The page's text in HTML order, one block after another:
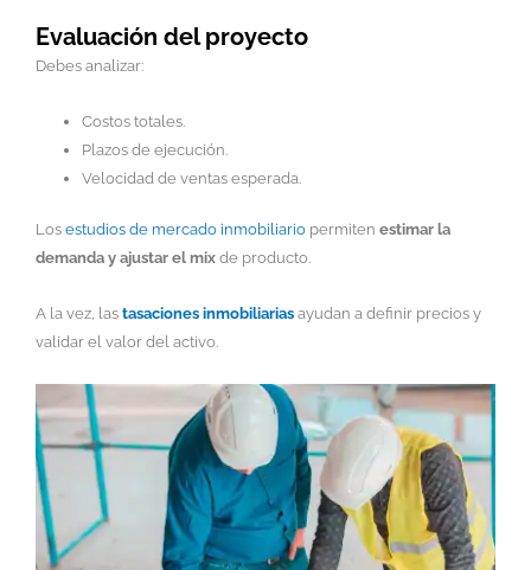
Evaluación del proyecto
Debes analizar:
Costos totales.
Plazos de ejecución.
Velocidad de ventas esperada.
Los estudios de mercado inmobiliario permiten estimar la
demanda y ajustar el mix de producto.
A la vez, las tasaciones inmobiliarias ayudan a definir precios y
validar el valor del activo.